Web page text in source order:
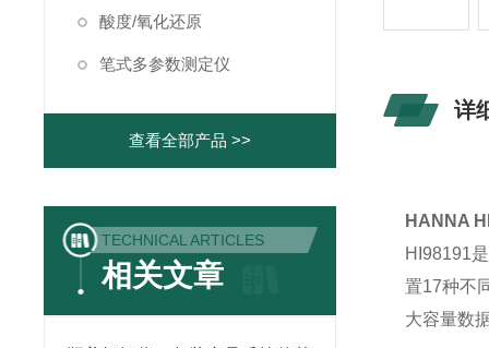
酸度/氧化还原
笔式多参数测定仪
查看全部产品 >>
TECHNICAL ARTICLES
相关文章
详
HANNA
HI98191
置17种不
大容量数